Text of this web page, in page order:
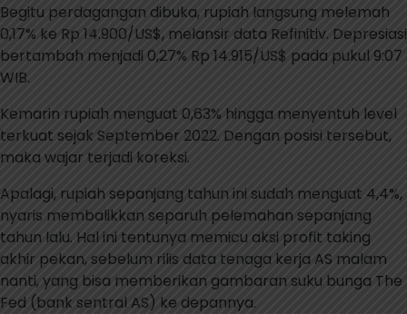
Begitu perdagangan dibuka, rupiah langsung melemah
0,17% ke Rp 14.900/US$, melansir data Refinitiv. Depresiasi
bertambah menjadi 0,27% Rp 14.915/US$ pada pukul 9:07
WIB.
Kemarin rupiah menguat 0,63% hingga menyentuh level
terkuat sejak September 2022. Dengan posisi tersebut,
maka wajar terjadi koreksi.
Apalagi, rupiah sepanjang tahun ini sudah menguat 4,4%,
nyaris membalikkan separuh pelemahan sepanjang
tahun lalu. Hal ini tentunya memicu aksi profit taking
akhir pekan, sebelum rilis data tenaga kerja AS malam
nanti, yang bisa memberikan gambaran suku bunga The
Fed (bank sentral AS) ke depannya.